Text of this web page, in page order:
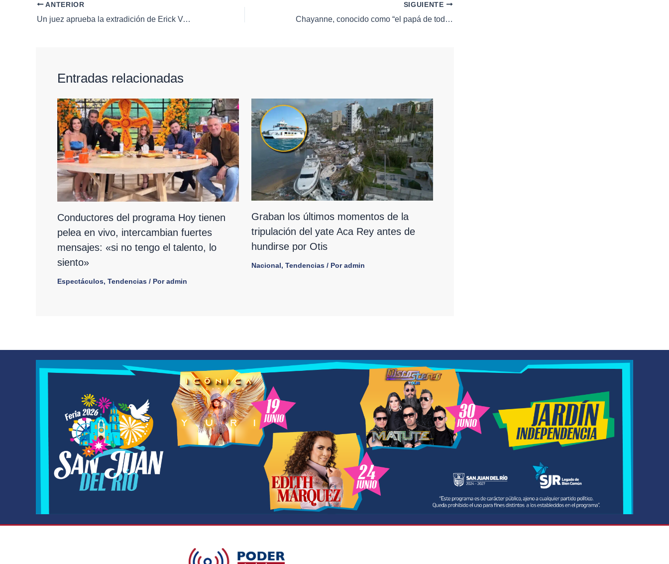
ANTERIOR
Un juez aprueba la extradición de Erick Valencia, cofundador del CJNG.
SIGUIENTE
Chayanne, conocido como “el papá de todo México”, anuncia su regreso a los escenarios con una nueva gira: descubre las fechas y los precios de los boletos.
Entradas relacionadas
Conductores del programa Hoy tienen
pelea en vivo, intercambian fuertes
mensajes: «si no tengo el talento, lo
siento»
Espectáculos, Tendencias/ Poradmin
Graban los últimos momentos de la
tripulación del yate Aca Rey antes de
hundirse por Otis
Nacional, Tendencias/ Poradmin